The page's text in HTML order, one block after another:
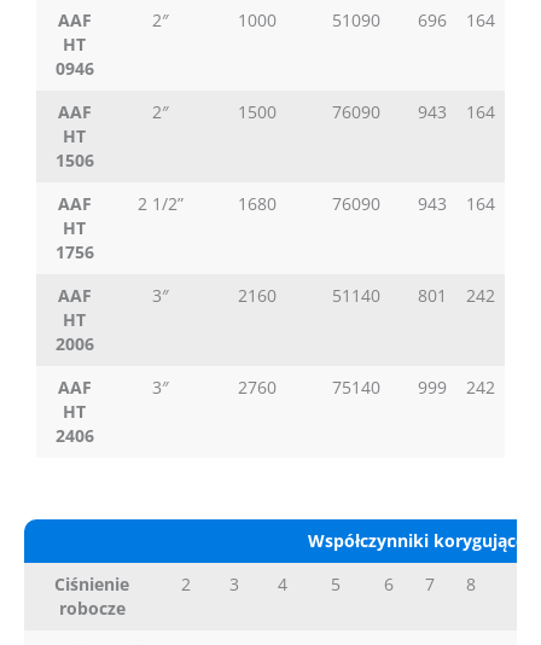
AAF
HT
0946
2″ 1000 51090 696 164
AAF
HT
1506
2″ 1500 76090 943 164
AAF
HT
1756
2 1/2” 1680 76090 943 164
AAF
HT
2006
3″ 2160 51140 801 242
AAF
HT
2406
3″ 2760 75140 999 242
Współczynniki korygujące
Ciśnienie
robocze
2 3 4 5 6 7 8